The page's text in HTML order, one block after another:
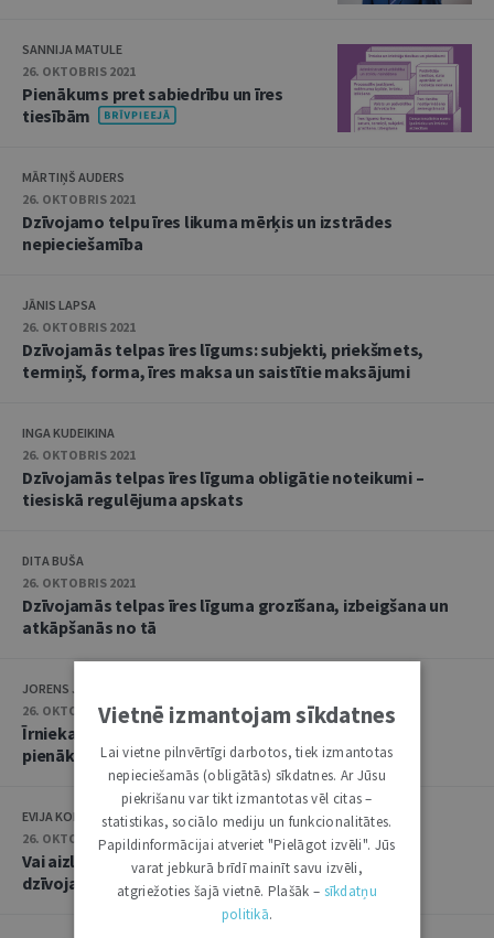
SANNIJA MATULE
26. OKTOBRIS 2021
Pienākums pret sabiedrību un īres
tiesībām
MĀRTIŅŠ AUDERS
26. OKTOBRIS 2021
Dzīvojamo telpu īres likuma mērķis un izstrādes
nepieciešamība
JĀNIS LAPSA
26. OKTOBRIS 2021
Dzīvojamās telpas īres līgums: subjekti, priekšmets,
termiņš, forma, īres maksa un saistītie maksājumi
INGA KUDEIKINA
26. OKTOBRIS 2021
Dzīvojamās telpas īres līguma obligātie noteikumi –
tiesiskā regulējuma apskats
DITA BUŠA
26. OKTOBRIS 2021
Dzīvojamās telpas īres līguma grozīšana, izbeigšana un
atkāpšanās no tā
JORENS JAUNOZOLS
26. OKTOBRIS 2021
Īrnieka un mājoklī iemitināto personu tiesības un
pienākumi
EVIJA KOLBERGA
26. OKTOBRIS 2021
Vai aizliegums izīrētājam netraucēt īrnieku lietot
dzīvojamo telpu ir absolūts
Vietnē izmantojam sīkdatnes
Lai vietne pilnvērtīgi darbotos, tiek izmantotas
nepieciešamās (obligātās) sīkdatnes. Ar Jūsu
piekrišanu var tikt izmantotas vēl citas –
statistikas, sociālo mediju un funkcionalitātes.
Papildinformācijai atveriet "Pielāgot izvēli". Jūs
varat jebkurā brīdī mainīt savu izvēli,
atgriežoties šajā vietnē. Plašāk – sīkdatņu
politikā.